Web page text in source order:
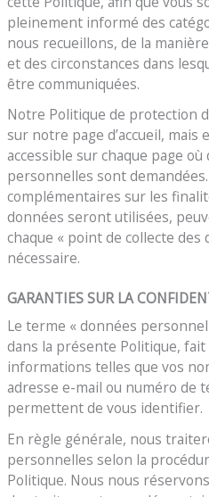
pleinement informé des
nous recueillons, de la
et des circonstances dans
être communiquées.
Notre Politique de protection
sur notre page d’accueil, mais
accessible sur chaque page où
personnelles sont
complémentaires sur les
données seront utilisées,
chaque « point de collecte des
nécessaire.
GARANTIES SUR LA
Le terme « données
dans la présente Politique,
informations telles que vos
adresse e-mail ou numéro de
permettent de vous identifier.
En règle générale, nous
personnelles selon la
Politique. Nous nous